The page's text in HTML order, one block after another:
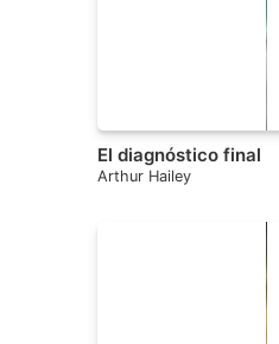
El diagnóstico final
Arthur Hailey